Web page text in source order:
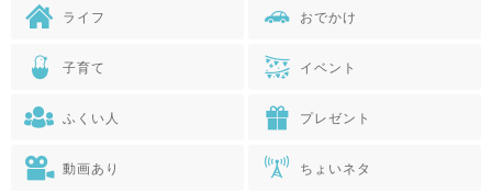
ライフ おでかけ
子育て イベント
ふくい人 プレゼント
動画あり ちょいネタ